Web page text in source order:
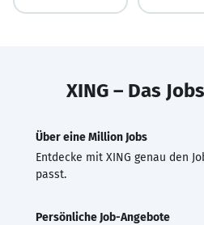
XING – Das
Über eine Million Jobs
Entdecke mit XING genau den
passt.
Persönliche Job-Angebote